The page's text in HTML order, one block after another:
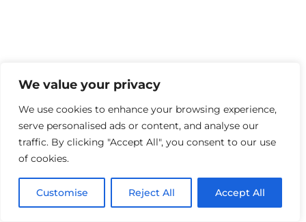
We value your privacy
We use cookies to enhance your browsing experience,
serve personalised ads or content, and analyse our
traffic. By clicking "Accept All", you consent to our use
of cookies.
Customise Reject All Accept All